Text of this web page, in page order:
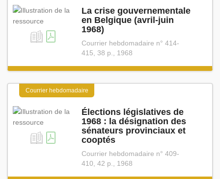
La crise gouvernementale
en Belgique (avril⁠-⁠juin
1968)
Courrier hebdomadaire n° 414-
415, 38 p., 1968
Courrier hebdomadaire
Élections législatives de
1968 : la désignation des
sénateurs provinciaux et
cooptés
Courrier hebdomadaire n° 409-
410, 42 p., 1968